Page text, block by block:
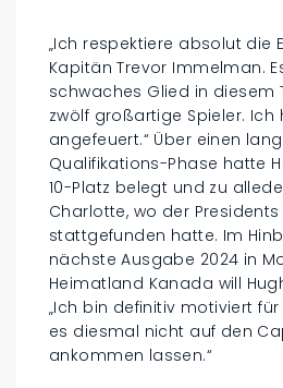
„Ich respektiere absolut die
Kapitän Trevor Immelman.
schwaches Glied in diesem
zwölf großartige Spieler.
angefeuert.“ Über einen
Qualifikations-Phase hatte
10-Platz belegt und zu
Charlotte, wo der Presidents
stattgefunden hatte. Im
nächste Ausgabe 2024 in
Heimatland Kanada will
„Ich bin definitiv motiviert
es diesmal nicht auf den
ankommen lassen.“